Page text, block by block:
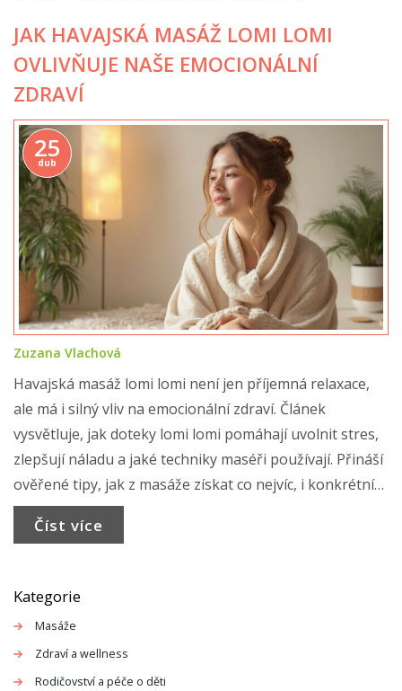
JAK HAVAJSKÁ MASÁŽ LOMI LOMI
OVLIVŇUJE NAŠE EMOCIONÁLNÍ
ZDRAVÍ
25
dub
Zuzana Vlachová
Havajská masáž lomi lomi není jen příjemná relaxace,
ale má i silný vliv na emocionální zdraví. Článek
vysvětluje, jak doteky lomi lomi pomáhají uvolnit stres,
zlepšují náladu a jaké techniky maséři používají. Přináší
ověřené tipy, jak z masáže získat co nejvíc, i konkrétní
vysvětlení, co můžete čekat při první návštěvě. Navíc
prozradí zajímavosti o tom, proč je lomi lomi oblíbená
Číst více
Kategorie
Masáže
Zdraví a wellness
Rodičovství a péče o děti